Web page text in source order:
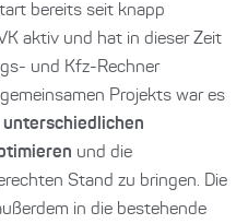
bereits seit knapp
aktiv und hat in dieser Zeit
und Kfz-Rechner
Projekts war es
unterschiedlichen
und die
Stand zu bringen. Die
in die bestehende